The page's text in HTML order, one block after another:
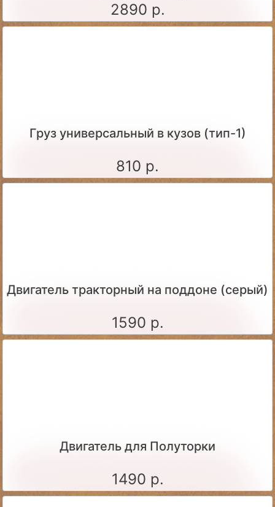
2890 р.
Груз универсальный в кузов (тип-1)
810 р.
Двигатель тракторный на поддоне (серый)
1590 р.
Двигатель для Полуторки
1490 р.